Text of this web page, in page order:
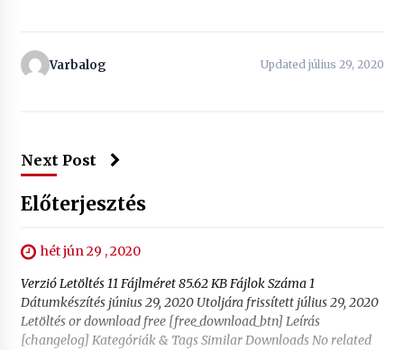
Varbalog Updated július 29, 2020
Next Post
Előterjesztés
hét jún 29 , 2020
Verzió Letöltés 11 Fájlméret 85.62 KB Fájlok Száma 1
Dátumkészítés június 29, 2020 Utoljára frissített július 29, 2020
Letöltés or download free [free_download_btn] Leírás
[changelog] Kategóriák & Tags Similar Downloads No related